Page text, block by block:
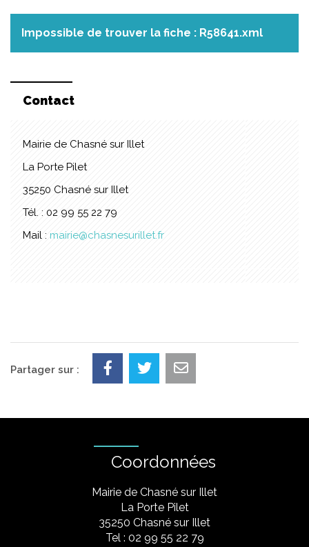
Impossible de trouver la fiche : R58641.xml
Contact
Mairie de Chasné sur Illet
La Porte Pilet
35250 Chasné sur Illet
Tél. : 02 99 55 22 79
Mail : mairie@chasnesurillet.fr
Partager sur :
Coordonnées
Mairie de Chasné sur Illet
La Porte Pilet
35250 Chasné sur Illet
Tel : 02 99 55 22 79